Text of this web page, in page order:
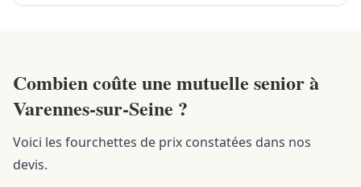
Combien coûte une mutuelle senior à
Varennes-sur-Seine ?
Voici les fourchettes de prix constatées dans nos
devis.